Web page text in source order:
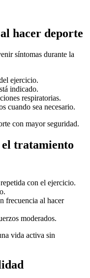
hacer deporte
síntomas durante la
ejercicio.
indicado.
respiratorias.
cuando sea necesario.
con mayor seguridad.
el tratamiento
con el ejercicio.
frecuencia al hacer
moderados.
vida activa sin